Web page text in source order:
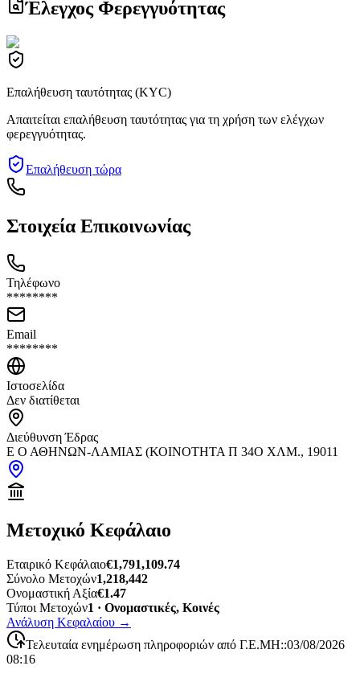
Έλεγχος Φερεγγυότητας
Επαλήθευση ταυτότητας (KYC)
Απαιτείται επαλήθευση ταυτότητας για τη χρήση των ελέγχων
φερεγγυότητας.
Επαλήθευση τώρα
Στοιχεία Επικοινωνίας
Τηλέφωνο
********
Email
********
Ιστοσελίδα
Δεν διατίθεται
Διεύθυνση Έδρας
Ε Ο ΑΘΗΝΩΝ-ΛΑΜΙΑΣ (ΚΟΙΝΟΤΗΤΑ Π 34Ο ΧΛΜ., 19011
Μετοχικό Κεφάλαιο
Εταιρικό Κεφάλαιο€1,791,109.74
Σύνολο Μετοχών1,218,442
Ονομαστική Αξία€1.47
Τύποι Μετοχών1 · Ονομαστικές, Κοινές
Ανάλυση Κεφαλαίου →
Τελευταία ενημέρωση πληροφοριών από Γ.Ε.ΜΗ::03/08/2026
08:16